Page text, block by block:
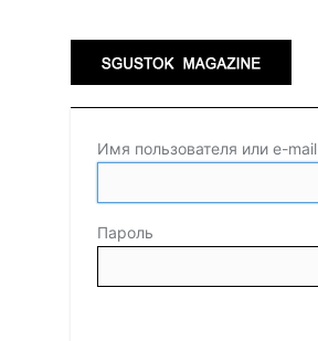
Имя пользователя или e-mail
Пароль